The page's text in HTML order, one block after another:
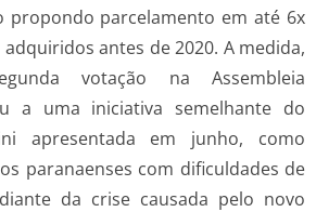
propondo parcelamento em até 6x
adquiridos antes de 2020. A medida,
votação na Assembleia
a uma iniciativa semelhante do
apresentada em junho, como
paranaenses com dificuldades de
da crise causada pelo novo